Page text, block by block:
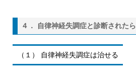
４． 自律神経失調症と診断されたら
（１） 自律神経失調症は治せる